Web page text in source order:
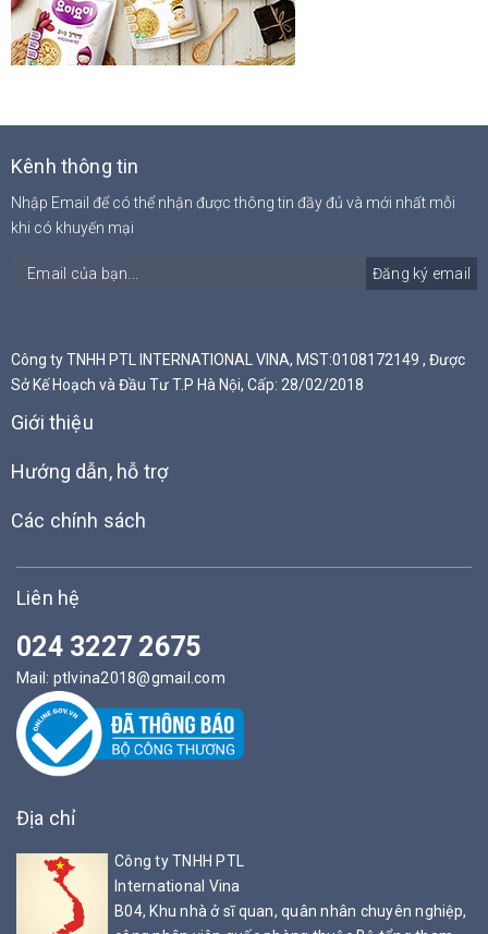
Kênh thông tin
Nhập Email để có thể nhận được thông tin đầy đủ và mới nhất mỗi
khi có khuyến mại
Đăng ký email
Công ty TNHH PTL INTERNATIONAL VINA, MST:0108172149 , Được
Sở Kế Hoạch và Đầu Tư T.P Hà Nội, Cấp: 28/02/2018
Giới thiệu
Hướng dẫn, hỗ trợ
Các chính sách
Liên hệ
024 3227 2675
Mail: ptlvina2018@gmail.com
Địa chỉ
Công ty TNHH PTL
International Vina
B04, Khu nhà ở sĩ quan, quân nhân chuyên nghiệp,